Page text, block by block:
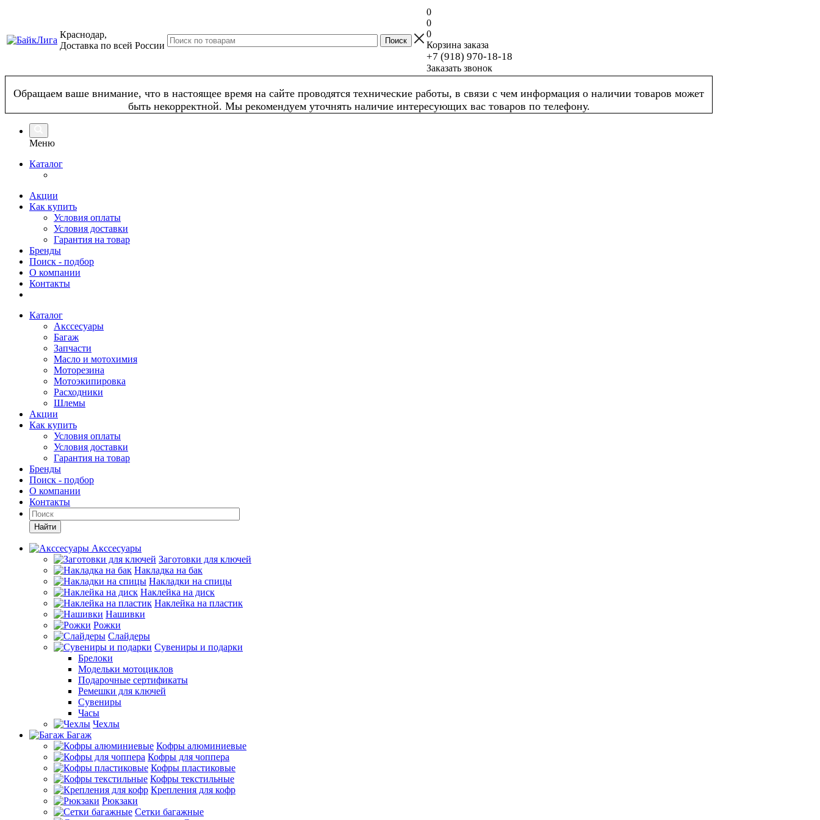
Краснодар,
Доставка по всей России
0
0
0
Корзина заказа
+7 (918) 970-18-18
Заказать звонок
Обращаем ваше внимание, что в настоящее время на сайте проводятся технические работы, в связи с чем информация о наличии товаров может
быть некорректной. Мы рекомендуем уточнять наличие интересующих вас товаров по телефону.
Меню
Каталог
Акции
Как купить
Условия оплаты
Условия доставки
Гарантия на товар
Бренды
Поиск - подбор
О компании
Контакты
Каталог
Акссесуары
Багаж
Запчасти
Масло и мотохимия
Моторезина
Мотоэкипировка
Расходники
Шлемы
Акции
Как купить
Условия оплаты
Условия доставки
Гарантия на товар
Бренды
Поиск - подбор
О компании
Контакты
Найти
Акссесуары
Заготовки для ключей
Накладка на бак
Накладки на спицы
Наклейка на диск
Наклейка на пластик
Нашивки
Рожки
Слайдеры
Сувениры и подарки
Брелоки
Модельки мотоциклов
Подарочные сертификаты
Ремешки для ключей
Сувениры
Часы
Чехлы
Багаж
Кофры алюминиевые
Кофры для чоппера
Кофры пластиковые
Кофры текстильные
Крепления для кофр
Рюкзаки
Сетки багажные